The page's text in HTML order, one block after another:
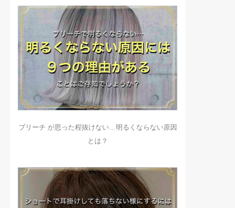
ブリーチ が思った程抜けない…明るくならない原因
とは？